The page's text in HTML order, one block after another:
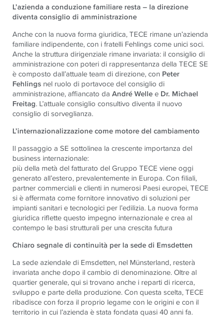
L’azienda a conduzione familiare resta – la direzione
diventa consiglio di amministrazione
Anche con la nuova forma giuridica, TECE rimane un’azienda
familiare indipendente, con i fratelli Fehlings come unici soci.
Anche la struttura dirigenziale rimane invariata: il consiglio di
amministrazione con poteri di rappresentanza della TECE SE
è composto dall’attuale team di direzione, con Peter
Fehlings nel ruolo di portavoce del consiglio di
amministrazione, affiancato da André Wellee Dr. Michael
Freitag. L’attuale consiglio consultivo diventa il nuovo
consiglio di sorveglianza.
L’internazionalizzazione come motore del cambiamento
Il passaggio a SE sottolinea la crescente importanza del
business internazionale:
più della metà del fatturato del Gruppo TECE viene oggi
generato all’estero, prevalentemente in Europa. Con filiali,
partner commerciali e clienti in numerosi Paesi europei, TECE
si è affermata come fornitore innovativo di soluzioni per
impianti sanitari e tecnologici per l’edilizia. La nuova forma
giuridica riflette questo impegno internazionale e crea al
contempo le basi strutturali per una crescita futura
Chiaro segnale di continuità per la sede di Emsdetten
La sede aziendale di Emsdetten, nel Münsterland, resterà
invariata anche dopo il cambio di denominazione. Oltre al
quartier generale, qui si trovano anche i reparti di ricerca,
sviluppo e parte della produzione. Con questa scelta, TECE
ribadisce con forza il proprio legame con le origini e con il
territorio in cui l’azienda è stata fondata quasi 40 anni fa.